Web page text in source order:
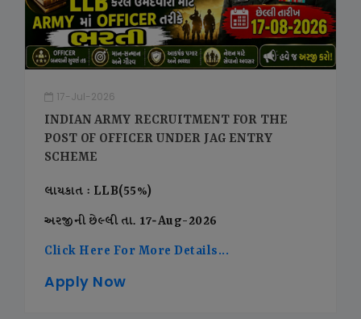
17-Jul-2026
INDIAN ARMY RECRUITMENT FOR THE
POST OF OFFICER UNDER JAG ENTRY
SCHEME
લાયકાત : LLB(55%)
અરજીની છેલ્લી તા. 17-Aug-2026
Click Here For More Details...
Apply Now